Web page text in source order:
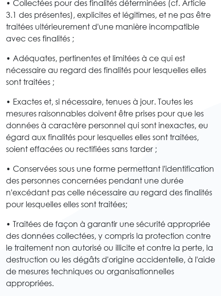
• Collectées pour des finalités déterminées (cf. Article
3.1 des présentes), explicites et légitimes, et ne pas être
traitées ultérieurement d'une manière incompatible
avec ces finalités ;
• Adéquates, pertinentes et limitées à ce qui est
nécessaire au regard des finalités pour lesquelles elles
sont traitées ;
• Exactes et, si nécessaire, tenues à jour. Toutes les
mesures raisonnables doivent être prises pour que les
données à caractère personnel qui sont inexactes, eu
égard aux finalités pour lesquelles elles sont traitées,
soient effacées ou rectifiées sans tarder ;
• Conservées sous une forme permettant l'identification
des personnes concernées pendant une durée
n'excédant pas celle nécessaire au regard des finalités
pour lesquelles elles sont traitées;
• Traitées de façon à garantir une sécurité appropriée
des données collectées, y compris la protection contre
le traitement non autorisé ou illicite et contre la perte, la
destruction ou les dégâts d'origine accidentelle, à l'aide
de mesures techniques ou organisationnelles
appropriées.